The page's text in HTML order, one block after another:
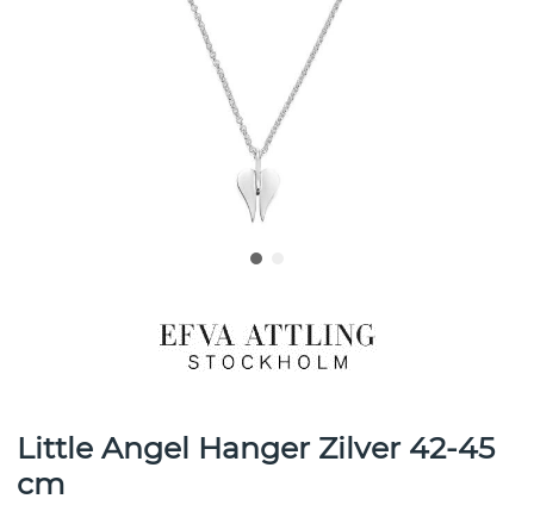
Little Angel Hanger Zilver 42-45
cm